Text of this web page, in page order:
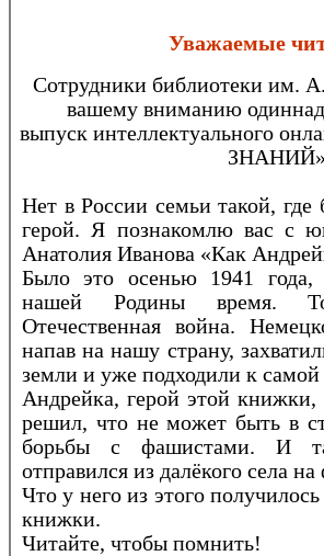
Уважаемые
Сотрудники библиотеки им.
вашему вниманию
выпуск интеллектуального
Нет в России семьи такой,
герой. Я познакомлю вас с
Анатолия Иванова «Как
Было это осенью 1941 года,
нашей Родины время.
Отечественная война.
напав на нашу страну,
земли и уже подходили к
Андрейка, герой этой
решил, что не может быть в
борьбы с фашистами. И
отправился из далёкого села на
Что у него из этого
книжки.
Читайте, чтобы помнить!